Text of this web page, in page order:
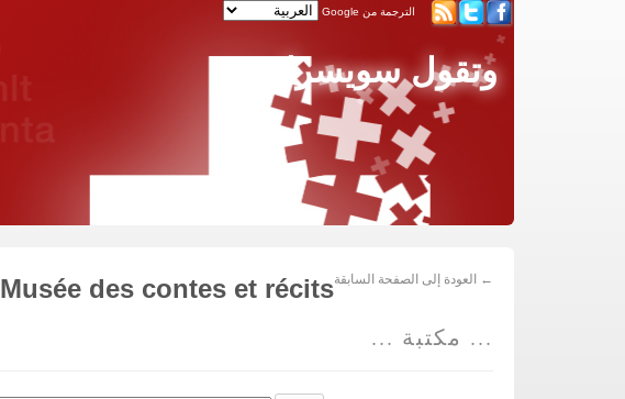
وتقول سويسرا
الترجمة من Google
← العودة إلى الصفحة السابقةMusée des contes et récits
... مكتبة ...